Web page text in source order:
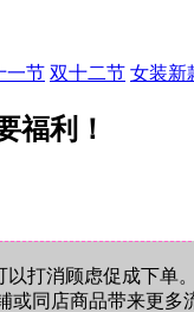
一节 双十二节 女装新
福利！
打消顾虑促成下单
同店商品带来更